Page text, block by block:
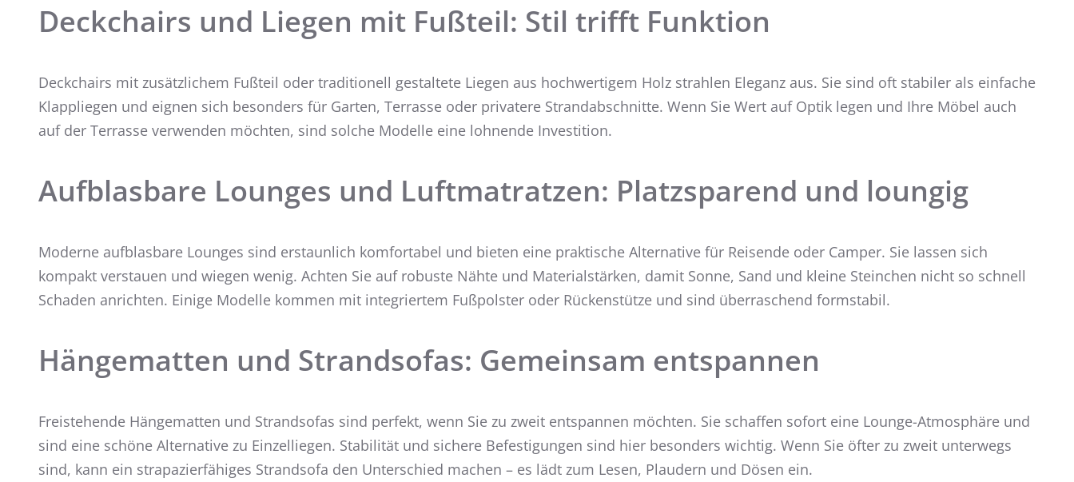
Deckchairs und Liegen mit Fußteil: Stil trifft Funktion
Deckchairs mit zusätzlichem Fußteil oder traditionell gestaltete Liegen aus hochwertigem Holz strahlen Eleganz aus. Sie sind oft stabiler als einfache
Klappliegen und eignen sich besonders für Garten, Terrasse oder privatere Strandabschnitte. Wenn Sie Wert auf Optik legen und Ihre Möbel auch
auf der Terrasse verwenden möchten, sind solche Modelle eine lohnende Investition.
Aufblasbare Lounges und Luftmatratzen: Platzsparend und loungig
Moderne aufblasbare Lounges sind erstaunlich komfortabel und bieten eine praktische Alternative für Reisende oder Camper. Sie lassen sich
kompakt verstauen und wiegen wenig. Achten Sie auf robuste Nähte und Materialstärken, damit Sonne, Sand und kleine Steinchen nicht so schnell
Schaden anrichten. Einige Modelle kommen mit integriertem Fußpolster oder Rückenstütze und sind überraschend formstabil.
Hängematten und Strandsofas: Gemeinsam entspannen
Freistehende Hängematten und Strandsofas sind perfekt, wenn Sie zu zweit entspannen möchten. Sie schaffen sofort eine Lounge-Atmosphäre und
sind eine schöne Alternative zu Einzelliegen. Stabilität und sichere Befestigungen sind hier besonders wichtig. Wenn Sie öfter zu zweit unterwegs
sind, kann ein strapazierfähiges Strandsofa den Unterschied machen – es lädt zum Lesen, Plaudern und Dösen ein.